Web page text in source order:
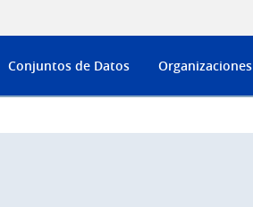
Conjuntos de Datos Organizaciones